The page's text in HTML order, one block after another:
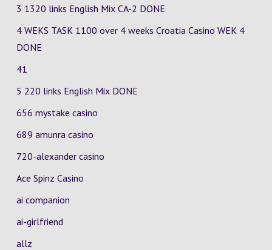
3 1320 links English Mix CA-2 DONE
4 WEKS TASK 1100 over 4 weeks Croatia Casino WEK 4
DONE
41
5 220 links English Mix DONE
656 mystake casino
689 amunra casino
720-alexander casino
Ace Spinz Casino
ai companion
ai-girlfriend
allz